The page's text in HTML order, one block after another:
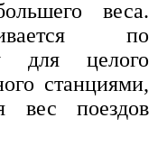
веса.
по
для целого
станциями,
вес поездов